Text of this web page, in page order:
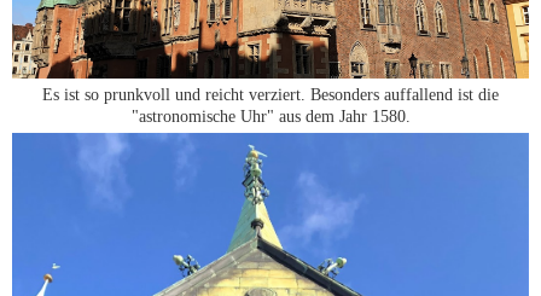
Es ist so prunkvoll und reicht verziert. Besonders auffallend ist die
"astronomische Uhr" aus dem Jahr 1580.